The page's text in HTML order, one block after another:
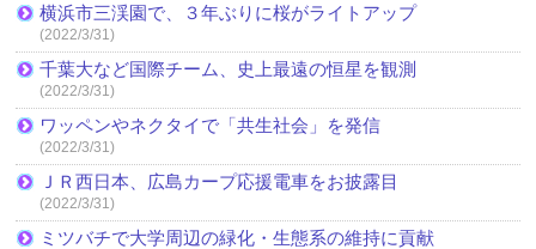
横浜市三渓園で、３年ぶりに桜がライトアップ
(2022/3/31)
千葉大など国際チーム、史上最遠の恒星を観測
(2022/3/31)
ワッペンやネクタイで「共生社会」を発信
(2022/3/31)
ＪＲ西日本、広島カープ応援電車をお披露目
(2022/3/31)
ミツバチで大学周辺の緑化・生態系の維持に貢献